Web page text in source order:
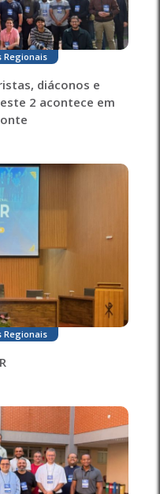
Regionais
diáconos e
2 acontece em
Regionais